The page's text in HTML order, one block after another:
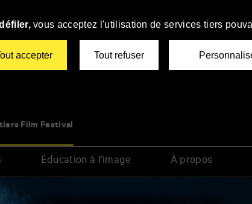
Film Festival
Éducation à l’image À propos
vous acceptez l'utilisation de services tiers
accepter Tout refuser